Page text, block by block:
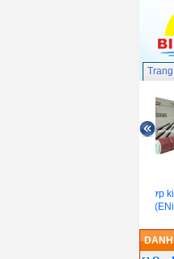
Que hàn hợp
SR-625